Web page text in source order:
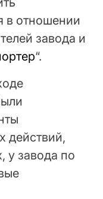
в отношении
завода и
“.
действий,
у завода по